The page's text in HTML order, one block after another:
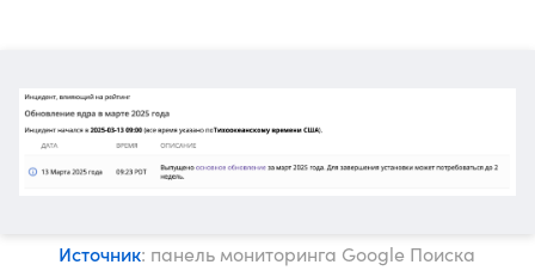
Источник: панель мониторинга Google Поиска